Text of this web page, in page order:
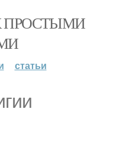
ПРОСТЫМИ
статьи